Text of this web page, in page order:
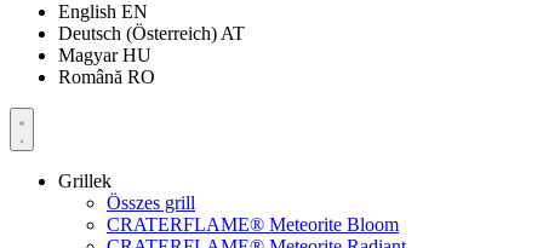
English EN
Deutsch (Österreich) AT
Magyar HU
Română RO
Grillek
Összes grill
CRATERFLAME® Meteorite Bloom